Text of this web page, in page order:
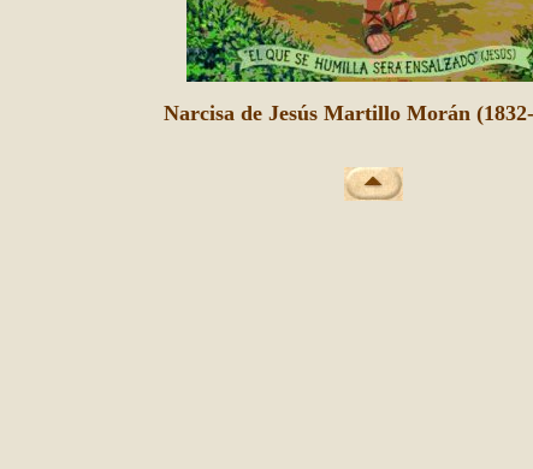
Narcisa de Jesús Martillo Morán